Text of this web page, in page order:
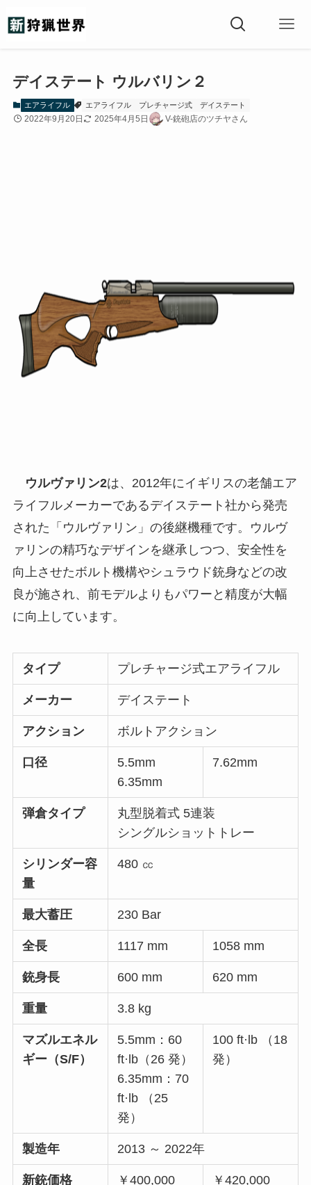
デイステート ウルバリン２
エアライフル エアライフル プレチャージ式 デイステート
2022年9月20日 2025年4月5日 V-銃砲店のツチヤさん
ウルヴァリン2は、2012年にイギリスの老舗エア
ライフルメーカーであるデイステート社から発売
された「ウルヴァリン」の後継機種です。ウルヴ
ァリンの精巧なデザインを継承しつつ、安全性を
向上させたボルト機構やシュラウド銃身などの改
良が施され、前モデルよりもパワーと精度が大幅
に向上しています。
タイプ プレチャージ式エアライフル
メーカー デイステート
アクション ボルトアクション
口径
5.5mm
6.35mm
7.62mm
弾倉タイプ
丸型脱着式 5連装
シングルショットトレー
シリンダー容
量
480 ㏄
最大蓄圧 230 Bar
全長 1117 mm 1058 mm
銃身長 600 mm 620 mm
重量 3.8 kg
マズルエネル
ギー（S/F）
5.5mm：60
ft·lb（26 発）
6.35mm：70
ft·lb （25
発）
100 ft·lb （18
発）
製造年 2013 ～ 2022年
新銃価格 ￥400,000 ￥420,000